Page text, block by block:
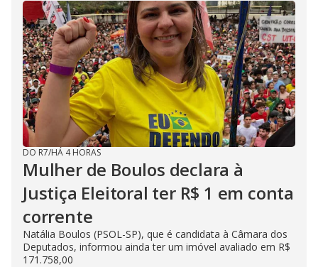
DO R7/HÁ 4 HORAS
Mulher de Boulos declara à
Justiça Eleitoral ter R$ 1 em conta
corrente
Natália Boulos (PSOL-SP), que é candidata à Câmara dos
Deputados, informou ainda ter um imóvel avaliado em R$
171.758,00